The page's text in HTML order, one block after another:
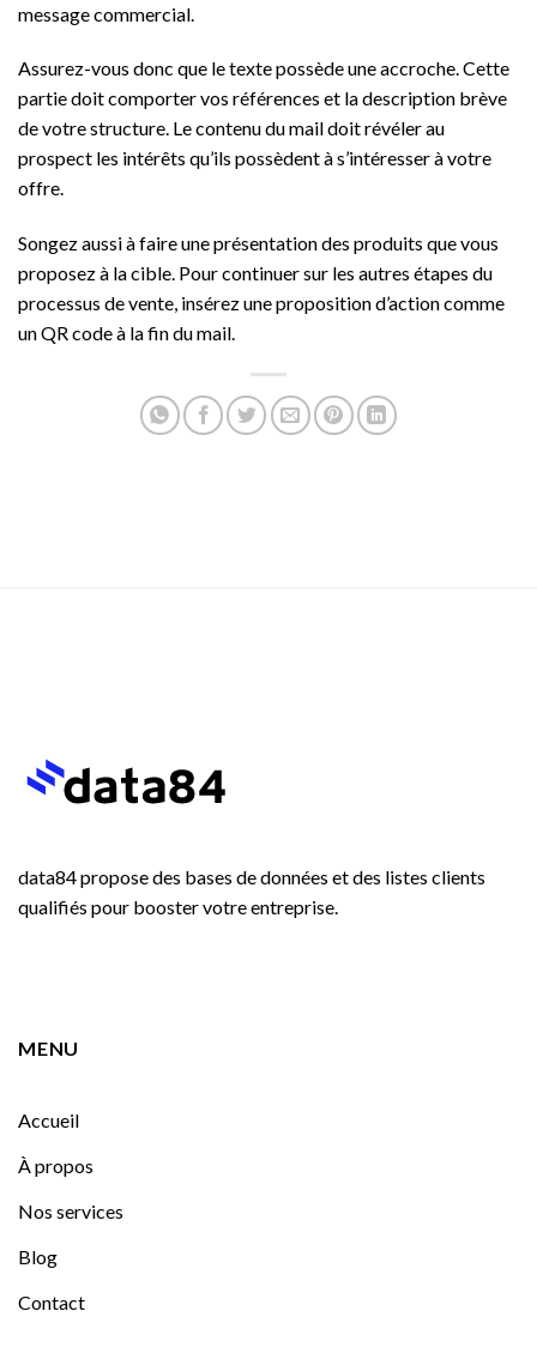
message commercial.
Assurez-vous donc que le texte possède une accroche. Cette
partie doit comporter vos références et la description brève
de votre structure. Le contenu du mail doit révéler au
prospect les intérêts qu’ils possèdent à s’intéresser à votre
offre.
Songez aussi à faire une présentation des produits que vous
proposez à la cible. Pour continuer sur les autres étapes du
processus de vente, insérez une proposition d’action comme
un QR code à la fin du mail.
data84 propose des bases de données et des listes clients
qualifiés pour booster votre entreprise.
MENU
Accueil
À propos
Nos services
Blog
Contact